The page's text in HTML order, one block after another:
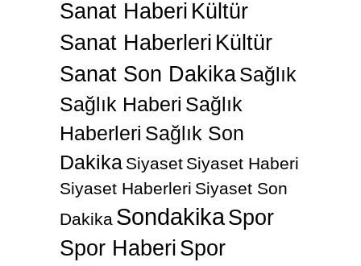
Sanat Haberi Kültür
Sanat Haberleri Kültür
Sanat Son DakikaSağlık
Sağlık Haberi Sağlık
Haberleri Sağlık Son
Dakika Siyaset Siyaset Haberi
Siyaset Haberleri Siyaset Son
Dakika SondakikaSpor
Spor Haberi Spor